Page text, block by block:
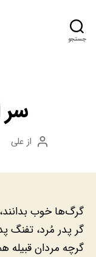
جستجو
سر
نویسنده
ازعلی
گرگ‌ها خوب
گر پدر مُرد،
گرچه مردان